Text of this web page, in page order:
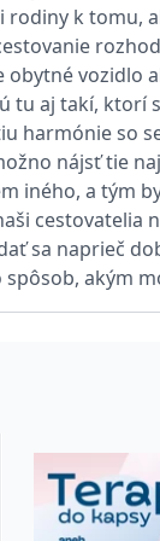
k tomu,
vozidlo
aj takí,
harmónie so
nájsť tie
iného, a tým
cestovatelia
sa naprieč
akým
identifikátor
což umožňuje
jako soubor
informace o
který používáme k
vlastní společnost
generované ID